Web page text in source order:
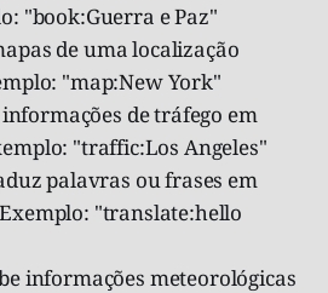
"book:Guerra e Paz"
de uma localização
"map:New York"
de tráfego em
"traffic:Los Angeles"
palavras ou frases em
"translate:hello
informações meteorológicas